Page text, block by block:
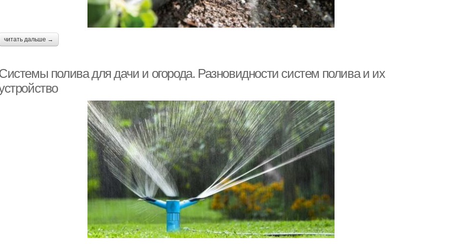
читать дальше →
полива для дачи и огорода. Разновидности систем полива и их